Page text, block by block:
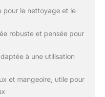
pour le nettoyage et le
robuste et pensée pour
à une utilisation
et mangeoire, utile pour